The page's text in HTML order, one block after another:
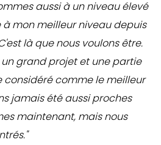
aussi à un niveau élevé
à mon meilleur niveau depuis
là que nous voulons être.
grand projet et une partie
comme le meilleur
jamais été aussi proches
maintenant, mais nous